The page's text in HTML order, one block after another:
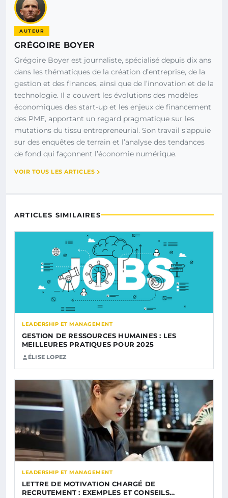
AUTEUR
GRÉGOIRE BOYER
Grégoire Boyer est journaliste, spécialisé depuis dix ans
dans les thématiques de la création d’entreprise, de la
gestion et des finances, ainsi que de l’innovation et de la
technologie. Il a couvert les évolutions des modèles
économiques des start-up et les enjeux de financement
des PME, apportant un regard pragmatique sur les
mutations du tissu entrepreneurial. Son travail s’appuie
sur des enquêtes de terrain et l’analyse des tendances
de fond qui façonnent l’économie numérique.
VOIR TOUS LES ARTICLES
ARTICLES SIMILAIRES
LEADERSHIP ET MANAGEMENT
GESTION DE RESSOURCES HUMAINES : LES
MEILLEURES PRATIQUES POUR 2025
ÉLISE LOPEZ
LEADERSHIP ET MANAGEMENT
LETTRE DE MOTIVATION CHARGÉ DE
RECRUTEMENT : EXEMPLES ET CONSEILS…